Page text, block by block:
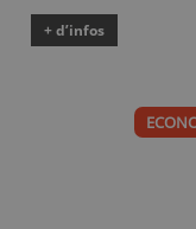
+ d’infos